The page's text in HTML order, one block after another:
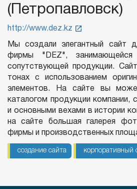
(Петропавловск)
http://www.dez.kz
Мы создали элегантный сайт
фирмы "DEZ",
сопутствующей продукции.
тонах с использованием
элементов. На сайте вы
каталогом продукции компании,
и основными вехами в истории
на сайте большая галерея
фирмы и производственных
создание сайта корпоративный